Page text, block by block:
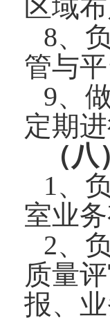
区域布
8、
管与
9、
定期
（八
1、
室业
2、
质量
报、